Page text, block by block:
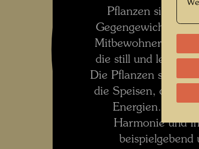
Pflanzen sind das
Gegengewicht zu
Mitbewohner der
die still und leise
Die Pflanzen
die Speisen, die wir
Energien. Durch
Harmonie und
beispielgebend